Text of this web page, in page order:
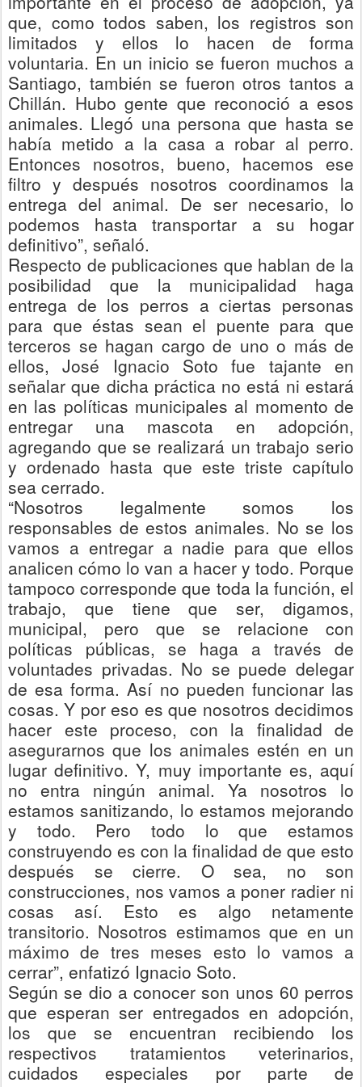
que, como todos saben, los registros son
limitados y ellos lo hacen de forma
voluntaria. En un inicio se fueron muchos a
Santiago, también se fueron otros tantos a
Chillán. Hubo gente que reconoció a esos
animales. Llegó una persona que hasta se
había metido a la casa a robar al perro.
Entonces nosotros, bueno, hacemos ese
filtro y después nosotros coordinamos la
entrega del animal. De ser necesario, lo
podemos hasta transportar a su hogar
definitivo”, señaló.
Respecto de publicaciones que hablan de la
posibilidad que la municipalidad haga
entrega de los perros a ciertas personas
para que éstas sean el puente para que
terceros se hagan cargo de uno o más de
ellos, José Ignacio Soto fue tajante en
señalarque dicha práctica no está ni estará
en las políticas municipales al momento de
entregar una mascota en adopción,
agregando que se realizará un trabajo serio
y ordenado hasta que este triste capítulo
sea cerrado.
“Nosotros legalmente somos los
responsables de estos animales. No se los
vamos a entregar a nadie para que ellos
analicen cómo lo van a hacer y todo. Porque
tampoco corresponde que toda la función, el
trabajo, que tiene que ser, digamos,
municipal, pero que se relacione con
políticas públicas, se haga a través de
voluntades privadas. No se puede delegar
de esa forma. Así no pueden funcionar las
cosas. Y por eso es que nosotros decidimos
hacer este proceso, con la finalidad de
asegurarnos que los animales estén en un
lugar definitivo. Y, muy importante es, aquí
no entra ningún animal. Ya nosotros lo
estamossanitizando, lo estamos mejorando
y todo. Pero todo lo que estamos
construyendo es con la finalidad de que esto
después se cierre. O sea, no son
construcciones, nos vamos a poner radierni
cosas así. Esto es algo netamente
transitorio. Nosotros estimamos que en un
máximo de tres meses esto lo vamos a
cerrar”, enfatizó Ignacio Soto.
Según se dio a conocer son unos 60 perros
que esperan ser entregados en adopción,
los que se encuentran recibiendo los
respectivos tratamientos veterinarios,
cuidados especiales por parte de